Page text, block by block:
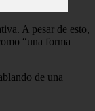
A pesar de esto,
“una forma
de una